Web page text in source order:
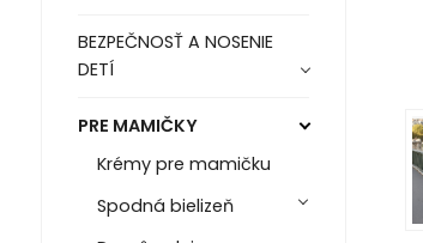
BEZPEČNOSŤ A NOSENIE
DETÍ
PRE MAMIČKY
Krémy pre mamičku
Spodná bielizeň